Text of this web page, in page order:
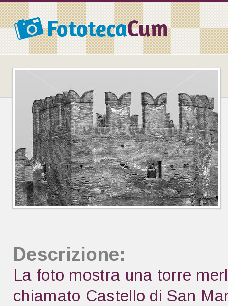
Descrizione:
La foto mostra una torre
chiamato Castello di San